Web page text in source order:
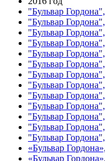
"Бульвар
"Бульвар
"Бульвар
"Бульвар
"Бульвар
"Бульвар
"Бульвар
"Бульвар
"Бульвар
"Бульвар
"Бульвар
"Бульвар
"Бульвар
«Бульвар
«Бульвар